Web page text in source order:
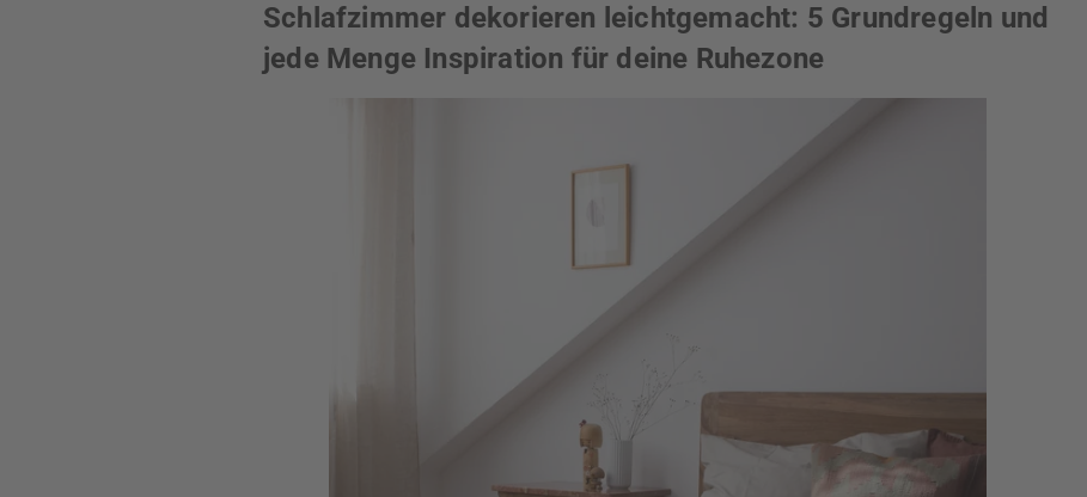
Schlafzimmer dekorieren leichtgemacht: 5 Grundregeln und
jede Menge Inspiration für deine Ruhezone